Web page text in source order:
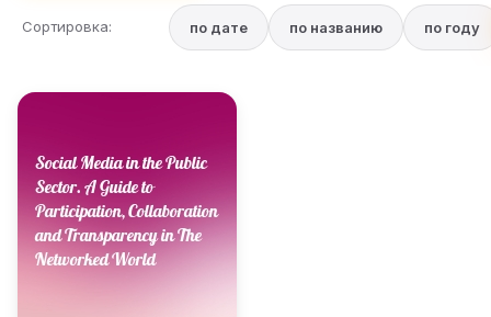
Сортировка: по дате по названию по году